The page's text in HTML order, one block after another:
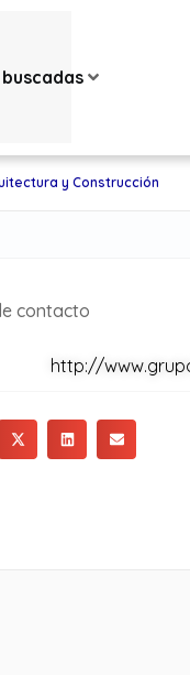
y Construcción
contacto
http://